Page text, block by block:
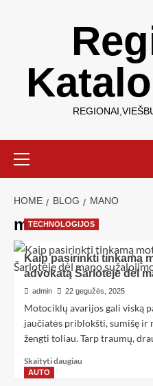
HOME BLOG MANO
mano
TECHNOLOGIJOS
Kaip pasirinkti tinkamą
advokatą Šarlotėje dėl
admin 22 gegužės, 2025
Motociklų avarijos gali viską
jaučiatės priblokšti, sumišę ir
žengti toliau. Tarp traumų,
Skaityti daugiau
AUTO